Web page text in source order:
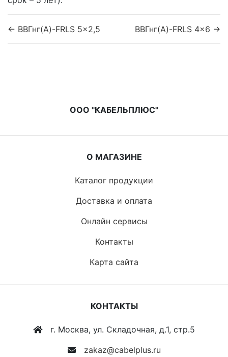
← ВВГнг(A)-FRLS 5x2,5 ВВГнг(A)-FRLS 4x6 →
ООО "КАБЕЛЬПЛЮС"
О МАГАЗИНЕ
Каталог продукции
Доставка и оплата
Онлайн сервисы
Контакты
Карта сайта
КОНТАКТЫ
г. Москва, ул. Складочная, д.1, стр.5
zakaz@cabelplus.ru